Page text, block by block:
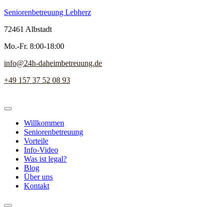
Seniorenbetreuung Lebherz
72461 Albstadt
Mo.-Fr. 8:00-18:00
info@24h-daheimbetreuung.de
+49 157 37 52 08 93
Willkommen
Seniorenbetreuung
Vorteile
Info-Video
Was ist legal?
Blog
Über uns
Kontakt